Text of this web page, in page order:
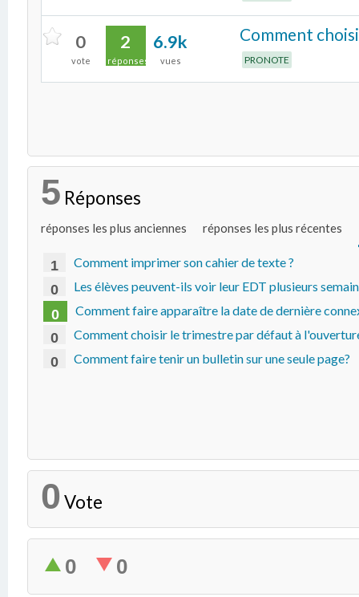
0
vote
2
réponses
6.9k
vues
Comment
PRONOTE
5 Réponses
réponses les plus anciennes réponses les plus récentes
1 Comment imprimer son cahier de texte ?
0 Les élèves peuvent-ils voir leur EDT plusieurs
0 Comment faire apparaître la date de dernière
0 Comment choisir le trimestre par défaut à
0 Comment faire tenir un bulletin sur une seule page?
0 Vote
0 0